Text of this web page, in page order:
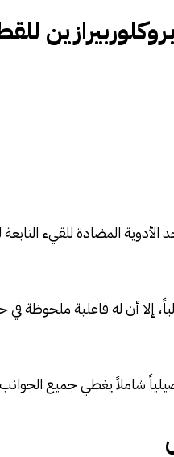
بروكلوربيرازين
الأدوية المضادة للقيء
إلا أن له فاعلية
شاملاً يغطي جميع